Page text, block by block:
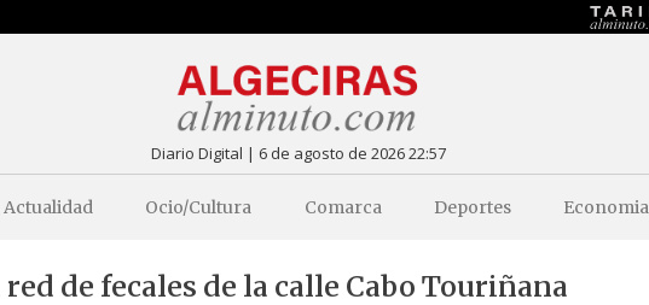
Diario Digital | 6 de agosto de 2026 22:57
Actualidad Ocio/Cultura Comarca Deportes Economia
de fecales de la calle Cabo Touriñana